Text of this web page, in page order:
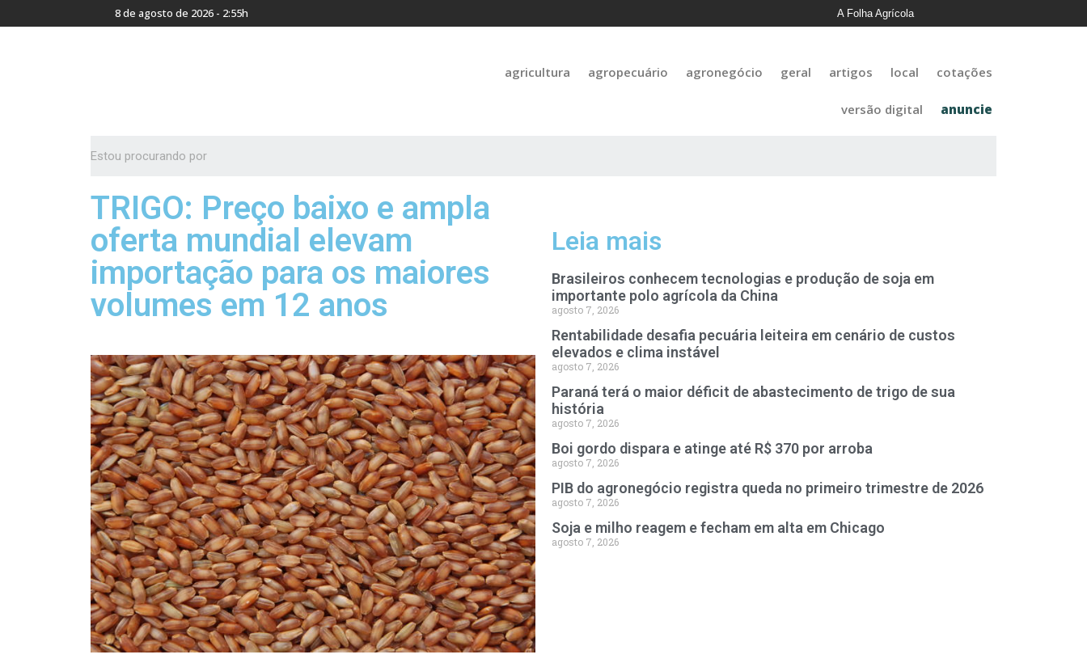
8 de agosto de 2026 - 2:55h A Folha Agrícola
agricultura agropecuário agronegócio geral artigos local cotações
versão digital anuncie
TRIGO: Preço baixo e ampla
oferta mundial elevam
importação para os maiores
volumes em 12 anos
Leia mais
Brasileiros conhecem tecnologias e produção de soja em
importante polo agrícola da China
agosto 7, 2026
Rentabilidade desafia pecuária leiteira em cenário de custos
elevados e clima instável
agosto 7, 2026
Paraná terá o maior déficit de abastecimento de trigo de sua
história
agosto 7, 2026
Boi gordo dispara e atinge até R$ 370 por arroba
agosto 7, 2026
PIB do agronegócio registra queda no primeiro trimestre de 2026
agosto 7, 2026
Soja e milho reagem e fecham em alta em Chicago
agosto 7, 2026